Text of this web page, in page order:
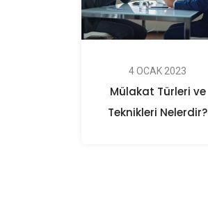
4 OCAK 2023
Mülakat Türleri ve
Teknikleri Nelerdir?